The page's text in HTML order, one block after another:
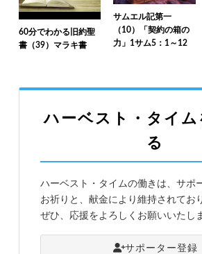
60分でわかる旧約聖
書（39）マラキ書
サムエル記第一
（10）「契約の箱の
力」1サム5：1～12
ハーベスト・タイム
る
ハーベスト・タイムの働きは、サポ
お祈りと、献金により維持されてお
ぜひ、応援をよろしくお願いいたし
サポーター登録